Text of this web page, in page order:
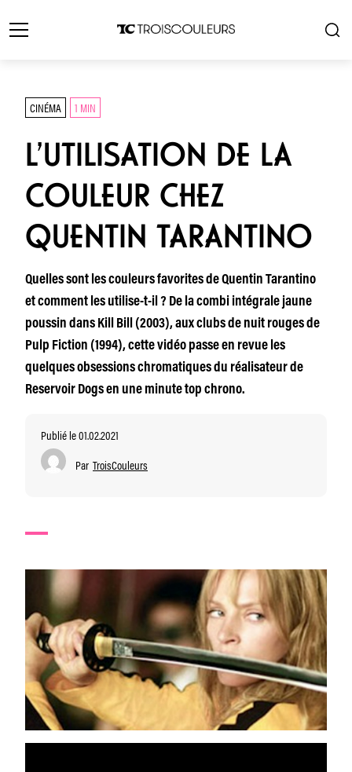
CINÉMA 1 MIN
L’UTILISATION DE LA
COULEUR CHEZ
QUENTIN TARANTINO
Quelles sont les couleurs favorites de Quentin Tarantino
et comment les utilise-t-il ? De la combi intégrale jaune
poussin dans Kill Bill (2003), aux clubs de nuit rouges de
Pulp Fiction (1994), cette vidéo passe en revue les
quelques obsessions chromatiques du réalisateur de
Reservoir Dogs en une minute top chrono.
Publié le 01.02.2021
Par TroisCouleurs